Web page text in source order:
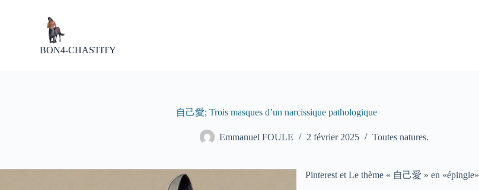
BON4-CHASTITY
自己愛; Trois masques d’un narcissique pathologique
Emmanuel FOULE 2 février 2025 Toutes natures.
Pinterest et Le thème « 自己愛 » en «épingle»